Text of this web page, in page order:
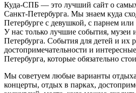
Куда-СПБ — это лучший сайт о
Санкт-Петербурга. Мы знаем куда
Петербурге с девушкой, с парнем
У нас только лучшие события, музеи
Петербурга. События для детей и их
достопримечательности и
Петербурга, которые обязательно
Мы советуем любые варианты
концерты, отдых в парках,